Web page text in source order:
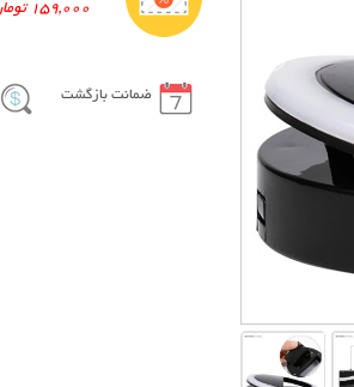
159,000 تومان
ضمانت بازگشت